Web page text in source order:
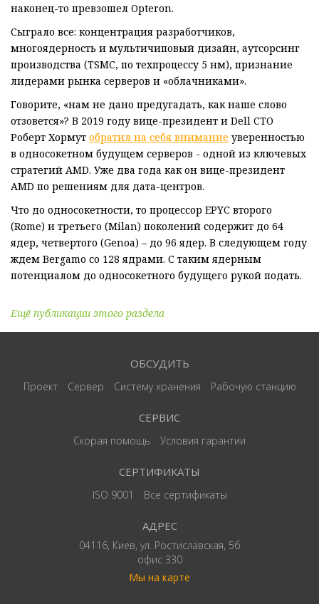
наконец-то превзошел Opteron.
Сыграло все: концентрация разработчиков,
многоядерность и мультичиповый дизайн, аутсорсинг
производства (TSMC, по техпроцессу 5 нм), признание
лидерами рынка серверов и «облачниками».
Говорите, «нам не дано предугадать, как наше слово
отзовется»? В 2019 году вице-президент и Dell CTO
Роберт Хормут обратил на себя внимание уверенностью
в односокетном будущем серверов - одной из ключевых
стратегий AMD. Уже два года как он вице-президент
AMD по решениям для дата-центров.
Что до односокетности, то процессор EPYC второго
(Rome) и третьего (Milan) поколений содержит до 64
ядер, четвертого (Genoa) – до 96 ядер. В следующем году
ждем Bergamo со 128 ядрами. С таким ядерным
потенциалом до ​​односокетного будущего рукой подать.
Ещё публикации этого раздела
ОБСУДИТЬ
Проект Сервер Систему хранения Рабочую станцию
СЕРВИС
Скорая помощь Условия гарантии
СЕРТИФИКАТЫ
ISO 9001 Все сертификаты
АДРЕС
04116, Киев, ул. Ростиславская, 5б
офис 330
Мы на карте